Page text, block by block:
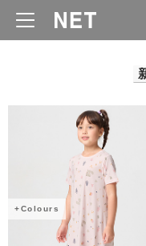
WOMEN
+Colours